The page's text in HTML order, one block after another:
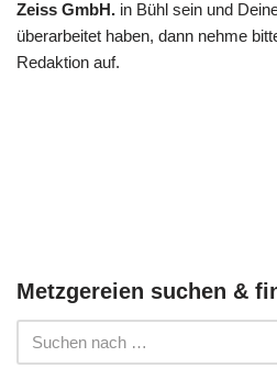
Zeiss GmbH. in Bühl sein und
überarbeitet haben, dann nehme
Redaktion auf.
Metzgereien suchen &